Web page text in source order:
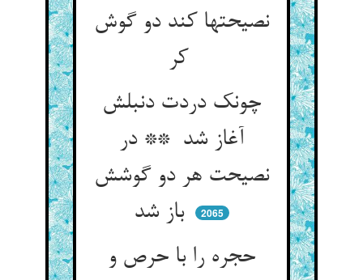
نصیحتها کند دو گوش
چونک دردت دنبلش
آغاز شد ** در
نصیحت هر دو گوشش
باز شد
2065
حجره را با حرص و